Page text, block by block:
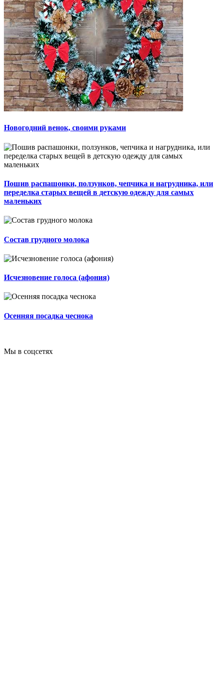
Новогодний венок, своими руками
Пошив распашонки, ползунков, чепчика и нагрудника, или
переделка старых вещей в детскую одежду для самых
маленьких
Состав грудного молока
Исчезновение голоса (афония)
Осенняя посадка чеснока
Мы в соцсетях